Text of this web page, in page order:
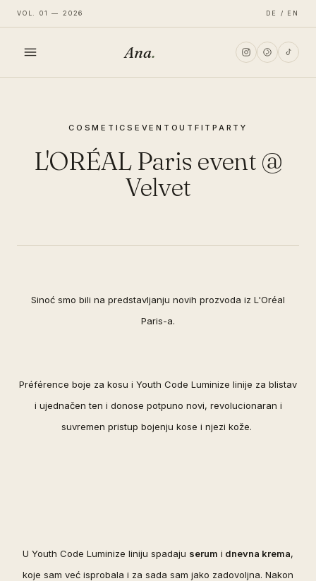
VOL. 01 — 2026 DE / EN
Ana.
COSMETICS EVENT OUTFITPARTY
L'ORÉAL Paris event @
Velvet
Sinoć smo bili na predstavljanju novih prozvoda iz L'Oréal
Paris-a.
Préférence boje za kosu i Youth Code Luminize linije za blistav
i ujednačen ten i donose potpuno novi, revolucionaran i
suvremen pristup bojenju kose i njezi kože.
U Youth Code Luminize liniju spadaju serum i dnevna krema,
koje sam već isprobala i za sada sam jako zadovoljna. Nakon